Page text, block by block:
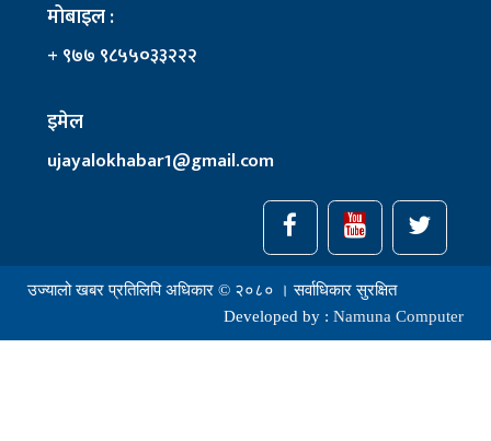
मोबाइल :
+ ९७७ ९८५५०३३२२२
इमेल
ujayalokhabar1@gmail.com
उज्यालो खबर प्रतिलिपि अधिकार © २०८० । सर्वाधिकार सुरक्षित
Developed by : Namuna Computer